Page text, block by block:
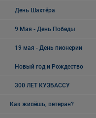
День Шахтёра
9 Мая - День Победы
19 мая - День пионерии
Новый год и Рождество
300 ЛЕТ КУЗБАССУ
Как живёшь, ветеран?